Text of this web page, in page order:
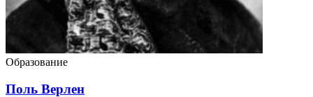
Образование
Поль Верлен